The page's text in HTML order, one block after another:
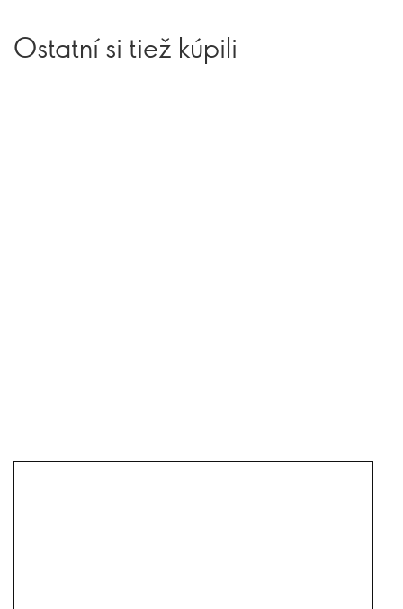
Ostatní si tiež kúpili